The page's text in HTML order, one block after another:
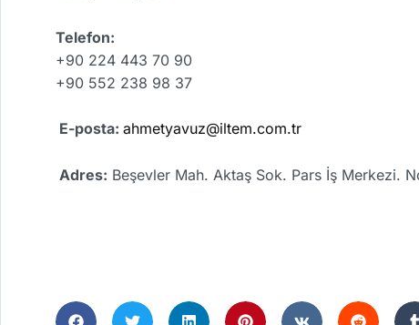
Telefon:
+90 224 443 70 90
+90 552 238 98 37
E-posta: ahmetyavuz@iltem.com.tr
Adres: Beşevler Mah. Aktaş Sok. Pars İş Merkezi.